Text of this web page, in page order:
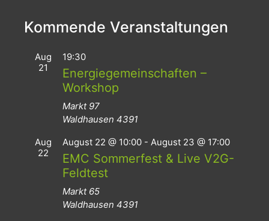
Kommende Veranstaltungen
Aug
21
19:30
Energiegemeinschaften –
Workshop
Markt 97
Waldhausen 4391
Aug
22
August 22 @ 10:00 - August 23 @ 17:00
EMC Sommerfest & Live V2G-
Feldtest
Markt 65
Waldhausen 4391